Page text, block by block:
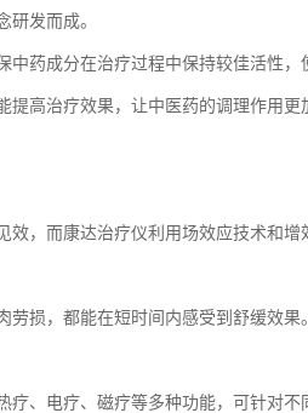
研发而成。
中药成分在治疗过程中保持较佳活性
提高治疗效果，让中医药的调理作用更
效，而康达治疗仪利用场效应技术和
劳损，都能在短时间内感受到舒缓效果
疗、电疗、磁疗等多种功能，可针对